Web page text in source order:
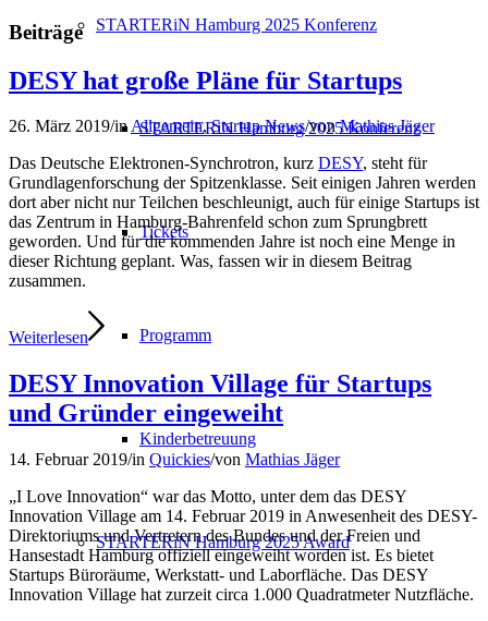
STARTERiN Hamburg 2025 Konferenz
STARTERiN Hamburg 2025 Konferenz
Tickets
Programm
Kinderbetreuung
STARTERiN Hamburg 2025 Award
Beiträge
DESY hat große Pläne für Startups
26. März 2019/inAllgemein,Startup News/vonMathias Jäger
Das Deutsche Elektronen-Synchrotron, kurz DESY, steht für
Grundlagenforschung der Spitzenklasse. Seit einigen Jahren werden
dort aber nicht nur Teilchen beschleunigt, auch für einige Startups ist
das Zentrum in Hamburg-Bahrenfeld schon zum Sprungbrett
geworden. Und für die kommenden Jahre ist noch eine Menge in
dieser Richtung geplant. Was, fassen wir in diesem Beitrag
zusammen.
Weiterlesen
DESY Innovation Village für Startups
und Gründer eingeweiht
14. Februar 2019/in Quickies/von Mathias Jäger
„I Love Innovation“ war das Motto, unter dem das DESY
Innovation Village am 14. Februar 2019 in Anwesenheit des DESY-
Direktoriums und Vertretern des Bundes und der Freien und
Hansestadt Hamburg offiziell eingeweiht worden ist. Es bietet
Startups Büroräume, Werkstatt- und Laborfläche. Das DESY
Innovation Village hat zurzeit circa 1.000 Quadratmeter Nutzfläche.